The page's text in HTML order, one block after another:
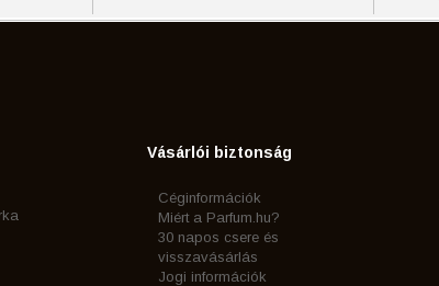
Vásárlói biztonság
Céginformációk
Miért a Parfum.hu?
30 napos csere és
visszavásárlás
Jogi információk